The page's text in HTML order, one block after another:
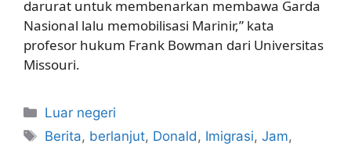
darurat untuk membenarkan membawa Garda
Nasional lalu memobilisasi Marinir,” kata
profesor hukum Frank Bowman dari Universitas
Missouri.
Kategori
Luar negeri
Tag
Berita, berlanjut, Donald, Imigrasi,Jam,